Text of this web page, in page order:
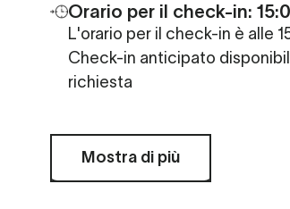
Orario per il check-in:
L'orario per il check-in è alle
Check-in anticipato
richiesta
Mostra di più